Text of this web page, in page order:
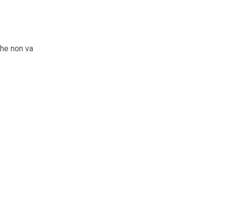
non va